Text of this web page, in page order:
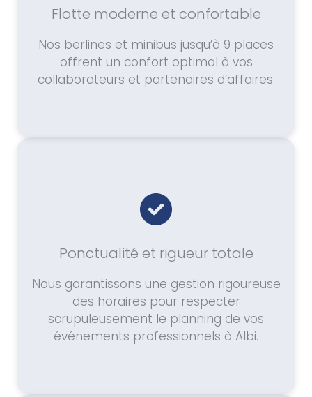
Flotte moderne et confortable
Nos berlines et minibus jusqu’à 9 places
offrent un confort optimal à vos
collaborateurs et partenaires d’affaires.
Ponctualité et rigueur totale
Nous garantissons une gestion rigoureuse
des horaires pour respecter
scrupuleusement le planning de vos
événements professionnels à Albi.